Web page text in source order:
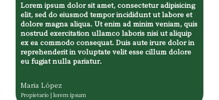
Lorem ipsum dolor sit amet, consectetur adipisicing
elit, sed do eiusmod tempor incididunt ut labore et
dolore magna aliqua. Ut enim ad minim veniam, quis
nostrud exercitation ullamco laboris nisi ut aliquip
ex ea commodo consequat. Duis aute irure dolor in
reprehenderit in voluptate velit esse cillum dolore
eu fugiat nulla pariatur.
Maria López
Propietario | lorem ipsum